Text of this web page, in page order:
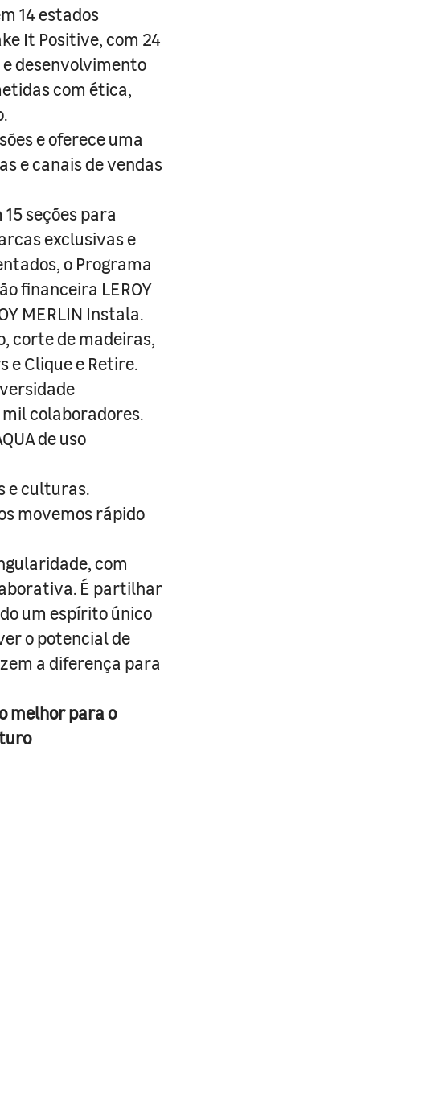
14 estados
It Positive, com 24
desenvolvimento
com ética,
e oferece uma
e canais de vendas
seções para
exclusivas e
o Programa
financeira LEROY
MERLIN Instala.
corte de madeiras,
e Clique e Retire.
colaboradores.
de uso
e culturas.
movemos rápido
com
É partilhar
um espírito único
o potencial de
a diferença para
melhor para o